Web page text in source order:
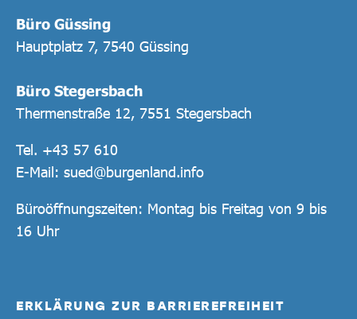
Büro Güssing
Hauptplatz 7, 7540 Güssing
Büro Stegersbach
Thermenstraße 12, 7551 Stegersbach
Tel. +43 57 610
E-Mail: sued@burgenland.info
Büroöffnungszeiten: Montag bis Freitag von 9 bis
16 Uhr
ERKLÄRUNG ZUR BARRIEREFREIHEIT